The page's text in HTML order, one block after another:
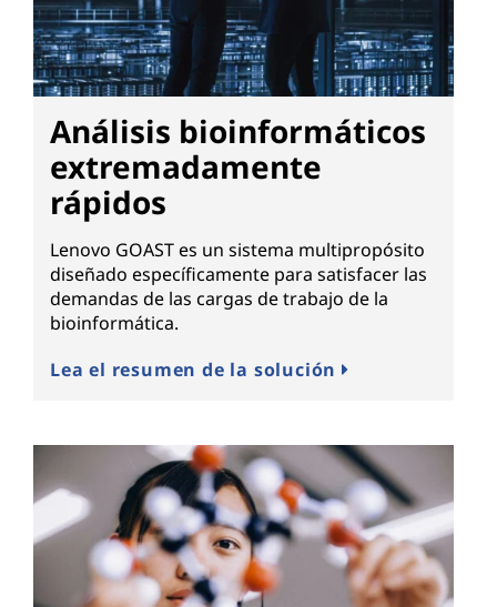
Análisis bioinformáticos
extremadamente
rápidos
Lenovo GOAST es un sistema multipropósito
diseñado específicamente para satisfacer las
demandas de las cargas de trabajo de la
bioinformática.
Lea el resumen de la solución